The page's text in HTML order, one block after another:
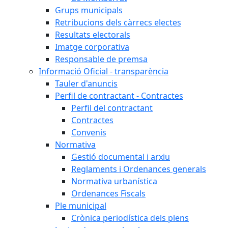
Grups municipals
Retribucions dels càrrecs electes
Resultats electorals
Imatge corporativa
Responsable de premsa
Informació Oficial - transparència
Tauler d'anuncis
Perfil de contractant - Contractes
Perfil del contractant
Contractes
Convenis
Normativa
Gestió documental i arxiu
Reglaments i Ordenances generals
Normativa urbanística
Ordenances Fiscals
Ple municipal
Crònica periodística dels plens